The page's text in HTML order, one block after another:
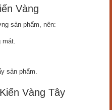
Vàng
sản phẩm, nên:
mát.
sản phẩm.
Vàng Tây